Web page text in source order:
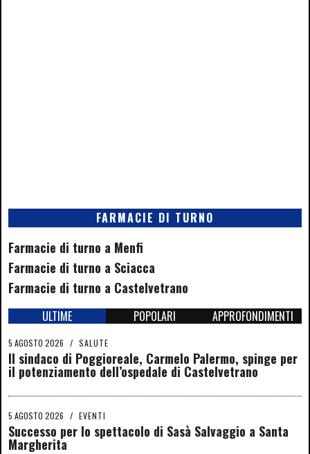
FARMACIE DI TURNO
Farmacie di turno a Menfi
Farmacie di turno a Sciacca
Farmacie di turno a Castelvetrano
ULTIME POPOLARI APPROFONDIMENTI
5 AGOSTO 2026 / SALUTE
Il sindaco di Poggioreale, Carmelo Palermo, spinge per
il potenziamento dell’ospedale di Castelvetrano
5 AGOSTO 2026 / EVENTI
Successo per lo spettacolo di Sasà Salvaggio a Santa
Margherita